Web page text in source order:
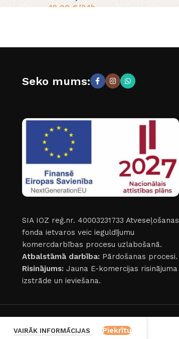
10,00€/24h
Seko mums:
SIA IOZ reģ.nr. 40003231733 Atveseļošanas
fonda ietvaros veic ieguldījumu
komercdarbības procesu uzlabošanā.
Atbalstāmā darbība: Pārdošanas procesi.
Risinājums: Jauna E-komercijas risinājuma
izstrāde un ieviešana.
VAIRĀK INFORMĀCIJAS Piekrītu